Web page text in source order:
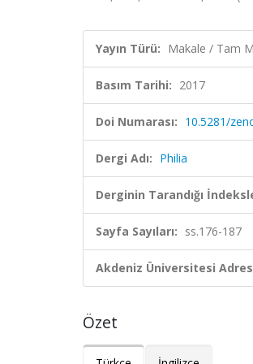
Yayın Türü: Makale / Tam
Basım Tarihi: 2017
Doi Numarası: 10.5281/
Dergi Adı: Philia
Derginin Tarandığı
Sayfa Sayıları: ss.176-187
Akdeniz Üniversitesi
Özet